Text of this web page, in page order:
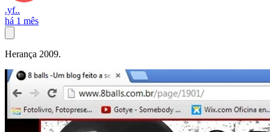
.yf..
há 1 mês
Herança 2009.